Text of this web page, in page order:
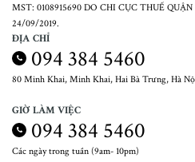
MST: 0108915690 DO CHI CỤC THUẾ
24/09/2019.
ĐỊA CHỈ
094 384 5460
80 Minh Khai, Minh Khai, Hai Bà Trưng, Hà
GIỜ LÀM VIỆC
094 384 5460
Các ngày trong tuần (9am- 10pm)